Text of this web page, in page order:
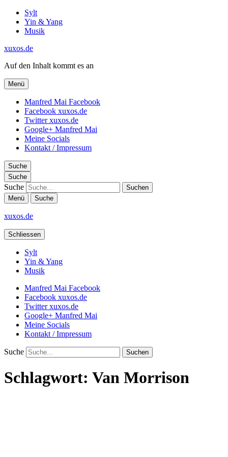
Sylt
Yin & Yang
Musik
xuxos.de
Auf den Inhalt kommt es an
Menü
Manfred Mai Facebook
Facebook xuxos.de
Twitter xuxos.de
Google+ Manfred Mai
Meine Socials
Kontakt / Impressum
Suche
Suche
Suche
Menü Suche
xuxos.de
Schliessen
Sylt
Yin & Yang
Musik
Manfred Mai Facebook
Facebook xuxos.de
Twitter xuxos.de
Google+ Manfred Mai
Meine Socials
Kontakt / Impressum
Suche
Schlagwort: Van Morrison